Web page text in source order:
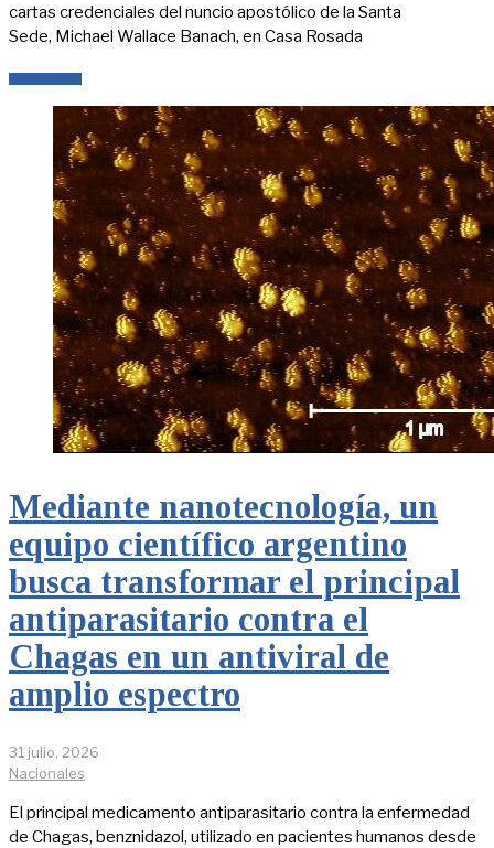
cartas credenciales del nuncio apostólico de la Santa
Sede, Michael Wallace Banach, en Casa Rosada
Mediante nanotecnología, un
equipo científico argentino
busca transformar el principal
antiparasitario contra el
Chagas en un antiviral de
amplio espectro
31 julio, 2026
Nacionales
El principal medicamento antiparasitario contra la enfermedad
de Chagas, benznidazol, utilizado en pacientes humanos desde